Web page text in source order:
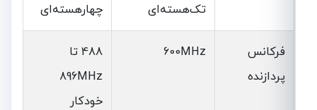
تک‌هسته‌ای
چهارهسته‌ای
فرکانس
پردازنده
600MHz
488 تا
896MHz
خودکار